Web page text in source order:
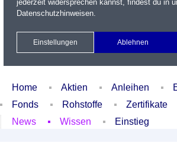
Xetra Realtime
Watchlist Portfolio
Home Aktien Anleihen
Fonds
Rohstoffe Zertifikate
News
Wissen Einstieg
jederzeit widersprechen kannst, findest du in
Datenschutzhinweisen.
Einstellungen Ablehnen